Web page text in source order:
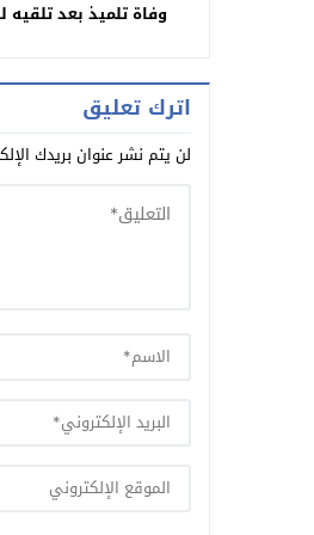
وفاة تلميذ بعد تلقيه
اترك تعليق
لن يتم نشر عنوان بريدك